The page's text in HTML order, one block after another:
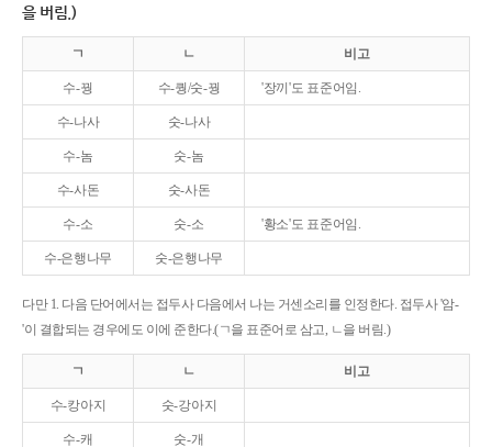
을 버림.)
ㄱ ㄴ 비고
수-꿩 수-퀑/숫-꿩 '장끼'도 표준어임.
수-나사 숫-나사
수-놈 숫-놈
수-사돈 숫-사돈
수-소 숫-소 '황소'도 표준어임.
수-은행나무 숫-은행나무
다만 1. 다음 단어에서는 접두사 다음에서 나는 거센소리를 인정한다. 접두사 '암-
'이 결합되는 경우에도 이에 준한다.(ㄱ을 표준어로 삼고, ㄴ을 버림.)
ㄱ ㄴ 비고
수-캉아지 숫-강아지
수-캐 숫-개